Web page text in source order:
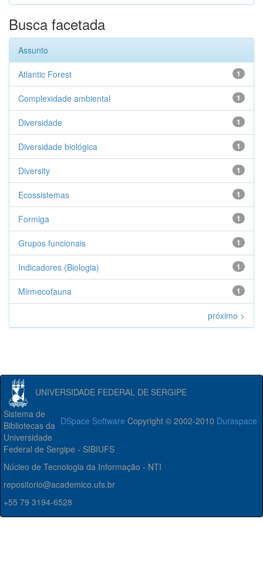
Busca facetada
Assunto
1
Atlantic Forest
1
Complexidade ambiental
1
Diversidade
1
Diversidade biológica
1
Diversity
1
Ecossistemas
1
Formiga
1
Grupos funcionais
1
Indicadores (Biologia)
1
Mirmecofauna
próximo >
UNIVERSIDADE FEDERAL DE SERGIPE
DSpace Software Copyright © 2002-2010 Duraspace
Sistema de
Bibliotecas da
Universidade
Federal de Sergipe - SIBIUFS
Núcleo de Tecnologia da Informação - NTI
repositorio@academico.ufs.br
+55 79 3194-6528